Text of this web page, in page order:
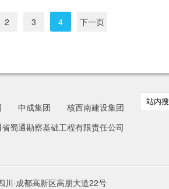
2 3 4 下一页
中成集团
核西南建设集团
蜀通勘察基础工程有限责任公司
·成都高新区高朋大道22号